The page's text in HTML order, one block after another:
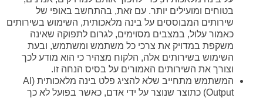
בטוחים ומועילים יותר. עם זאת, בהתחשב באופי של
שירותים המבוססים על בינה מלאכותית, השימוש בשירותים
כאמור עלול, במצבים מסוימים, לגרום לתפוקה שאינה
משקפת במדויק את צרכי כל משתמש ומשתמש, ובעת
השימוש בשירותים אלה, הלקוח מצהיר כי הוא מודע לכך
וצורך את השירותים האמורים על בסיס הנחה זו.
המשתמש מתחייב שלא להציג פלט בינה מלאכותית (AI
Output) כתוצר שנוצר על ידי אדם, כאשר בפועל לא כך